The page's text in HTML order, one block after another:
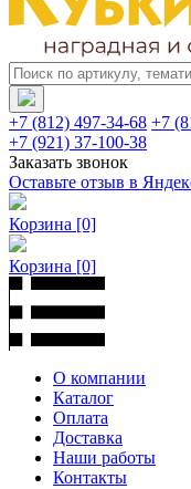
+7 (812) 497-34-68 +7
+7 (921) 37-100-38
Заказать звонок
Оставьте отзыв в
Корзина [0]
Корзина [0]
О компании
Каталог
Оплата
Доставка
Наши работы
Контакты